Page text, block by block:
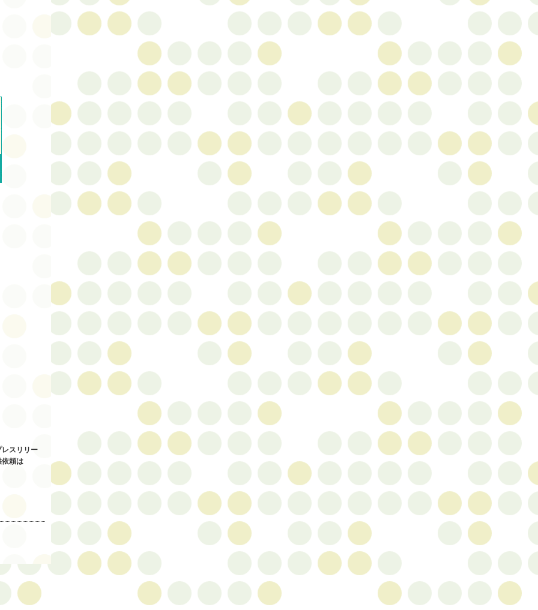
スリリー
依頼は